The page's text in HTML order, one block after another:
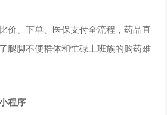
价、下单、医保支付全流程，药品直
腿脚不便群体和忙碌上班族的购药难
程序